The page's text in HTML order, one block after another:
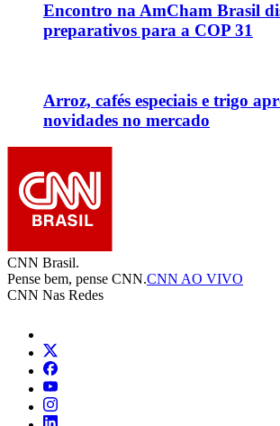
Encontro na AmCham Brasil
preparativos para a COP 31
Arroz, cafés especiais e trigo
novidades no mercado
CNN Brasil.
Pense bem, pense CNN.CNN AO VIVO
CNN Nas Redes